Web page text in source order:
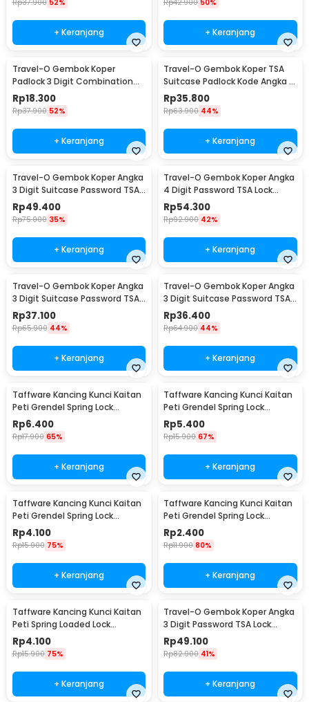
Rp37.900 52%
+ Keranjang
Rp42.900 50%
+ Keranjang
Travel-O Gembok Koper
Padlock 3 Digit Combination
Solid Brass - NTA-500
Rp18.300
Rp37.900 52%
+ Keranjang
Travel-O Gembok Koper TSA
Suitcase Padlock Kode Angka 3
Digit - TSA-620
Rp35.800
Rp63.900 44%
+ Keranjang
Travel-O Gembok Koper Angka
3 Digit Suitcase Password TSA
Lock - TSA-520
Rp49.400
Rp75.000 35%
+ Keranjang
Travel-O Gembok Koper Angka
4 Digit Password TSA Lock
Travel Sentry - TSA-330
Rp54.300
Rp92.900 42%
+ Keranjang
Travel-O Gembok Koper Angka
3 Digit Suitcase Password TSA
Lock - TSA-338
Rp37.100
Rp65.900 44%
+ Keranjang
Travel-O Gembok Koper Angka
3 Digit Suitcase Password TSA
Lock - TSA-525
Rp36.400
Rp64.900 44%
+ Keranjang
Taffware Kancing Kunci Kaitan
Peti Grendel Spring Lock
Stainless Steel XL - J107
Rp6.400
Rp17.900 65%
+ Keranjang
Taffware Kancing Kunci Kaitan
Peti Grendel Spring Lock
Stainless Steel L - J107
Rp5.400
Rp15.900 67%
+ Keranjang
Taffware Kancing Kunci Kaitan
Peti Grendel Spring Lock
Stainless Steel M - J107
Rp4.100
Rp15.900 75%
+ Keranjang
Taffware Kancing Kunci Kaitan
Peti Grendel Spring Lock
Stainless Steel S - J107
Rp2.400
Rp11.900 80%
+ Keranjang
Taffware Kancing Kunci Kaitan
Peti Spring Loaded Lock
Stainless Steel M - J108
Rp4.100
Rp15.900 75%
+ Keranjang
Travel-O Gembok Koper Angka
3 Digit Password TSA Lock
Suitcase Luggage - TSA-530
Rp49.100
Rp82.900 41%
+ Keranjang